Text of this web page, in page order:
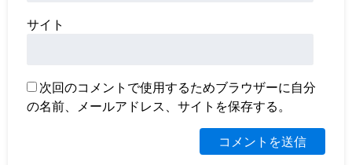
サイト
次回のコメントで使用するためブラウザーに自分
の名前、メールアドレス、サイトを保存する。